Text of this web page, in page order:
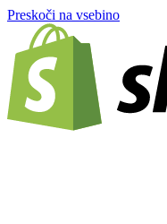
Preskoči na vsebino